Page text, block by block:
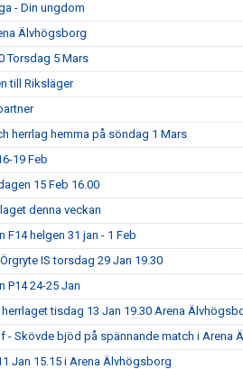
- Din ungdom
Älvhögsborg
Torsdag 5 Mars
till Riksläger
herrlag hemma på söndag 1 Mars
19 Feb
15 Feb 16.00
denna veckan
F14 helgen 31 jan - 1 Feb
IS torsdag 29 Jan 19.30
P14 24-25 Jan
tisdag 13 Jan 19.30 Arena
- Skövde bjöd på spännande match i Arena
Jan 15.15 i Arena Älvhögsborg